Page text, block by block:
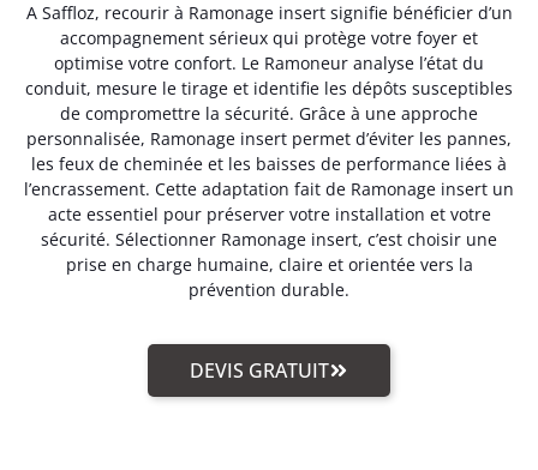
A Saffloz, recourir à Ramonage insert signifie bénéficier d’un
accompagnement sérieux qui protège votre foyer et
optimise votre confort. Le Ramoneur analyse l’état du
conduit, mesure le tirage et identifie les dépôts susceptibles
de compromettre la sécurité. Grâce à une approche
personnalisée, Ramonage insert permet d’éviter les pannes,
les feux de cheminée et les baisses de performance liées à
l’encrassement. Cette adaptation fait de Ramonage insert un
acte essentiel pour préserver votre installation et votre
sécurité. Sélectionner Ramonage insert, c’est choisir une
prise en charge humaine, claire et orientée vers la
prévention durable.
DEVIS GRATUIT